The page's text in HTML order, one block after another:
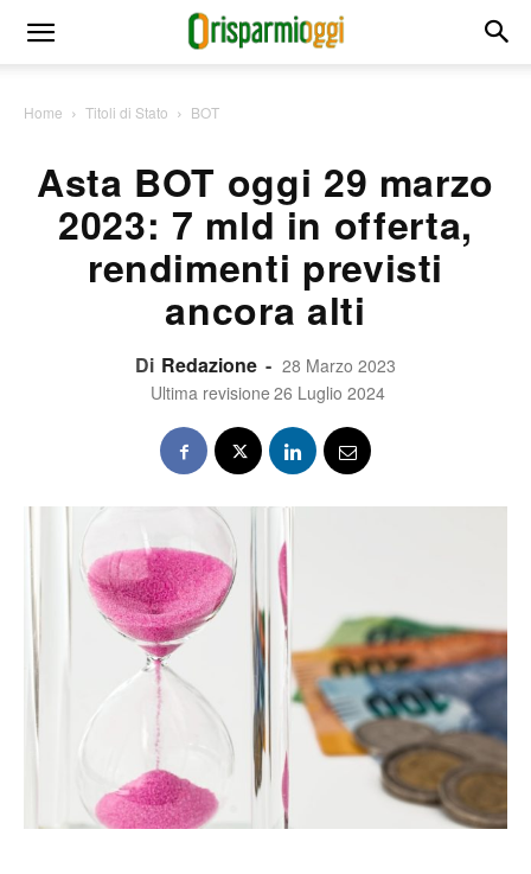
Home Titoli di Stato BOT
Asta BOT oggi 29 marzo
2023: 7 mld in offerta,
rendimenti previsti
ancora alti
Di Redazione - 28 Marzo 2023
Ultima revisione 26 Luglio 2024